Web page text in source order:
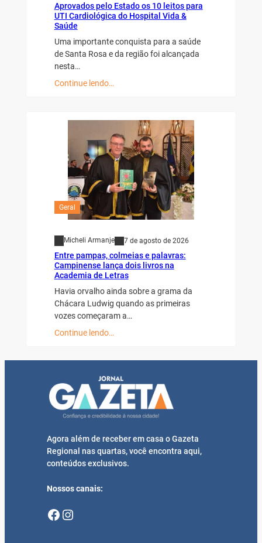
Aprovados pelo Estado os 10 leitos para
UTI Cardiológica do Hospital Vida &
Saúde
Uma importante conquista para a saúde
de Santa Rosa e da região foi alcançada
nesta…
Continue lendo…
Geral
Micheli Armanje 7 de agosto de 2026
Entre pampas, colmeias e palavras:
Campinense lança dois livros na
Academia de Letras
Havia orvalho ainda sobre a grama da
Chácara Ludwig quando as primeiras
vozes começaram a…
Continue lendo…
Agora além de receber em casa o Gazeta
Regional nas quartas, você encontra aqui,
conteúdos exclusivos.
Nossos canais:
Facebook Instagram